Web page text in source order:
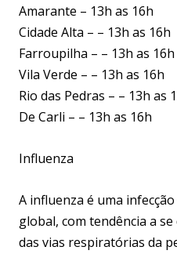
Amarante – 13h as 16h
Cidade Alta – – 13h as 16h
Farroupilha – – 13h as 16h
Vila Verde – – 13h as 16h
Rio das Pedras – – 13h as
De Carli – – 13h as 16h
Influenza
A influenza é uma
global, com tendência a
das vias respiratórias da